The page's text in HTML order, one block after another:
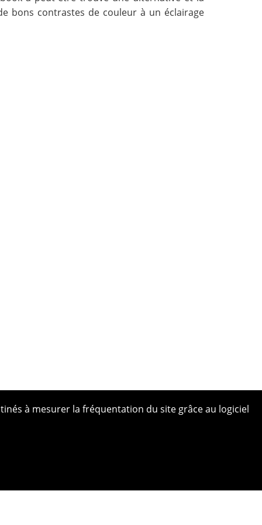
bons contrastes de couleur à un éclairage
à mesurer la fréquentation du site grâce au logiciel